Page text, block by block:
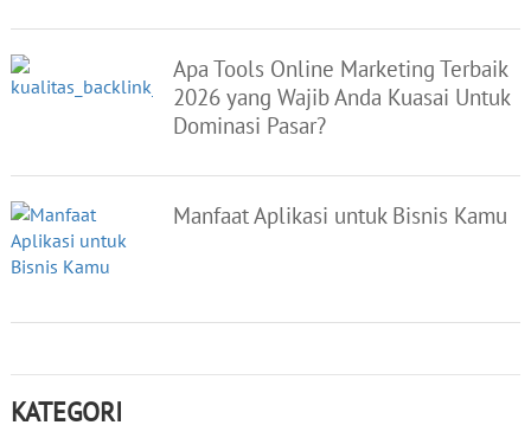
Apa Tools Online Marketing Terbaik
2026 yang Wajib Anda Kuasai Untuk
Dominasi Pasar?
Manfaat Aplikasi untuk Bisnis Kamu
KATEGORI